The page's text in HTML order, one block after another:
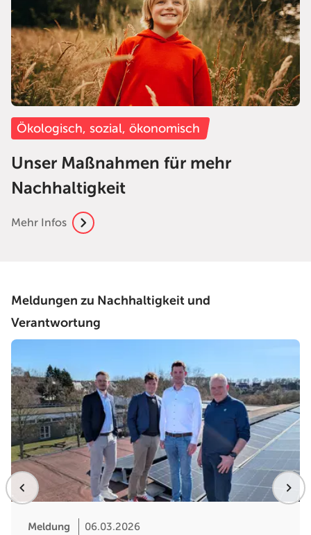
Ökologisch, sozial, ökonomisch
Unser Maßnahmen für mehr
Nachhaltigkeit
Mehr Infos
Meldungen zu Nachhaltigkeit und
Verantwortung
Meldung 06.03.2026